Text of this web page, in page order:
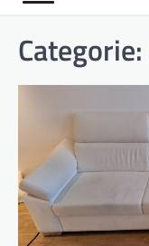
Categorie: